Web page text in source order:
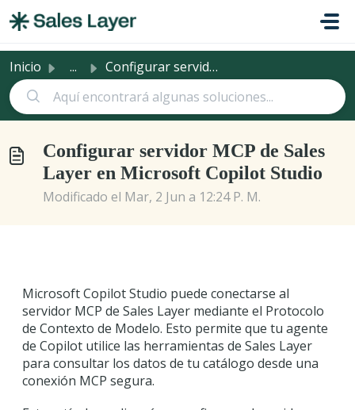
Inicio ... Configurar servidor MCP de Sales Layer en Microsoft Copil...
Configurar servidor MCP de Sales
Layer en Microsoft Copilot Studio
Modificado el Mar, 2 Jun a 12:24 P. M.
Microsoft Copilot Studio puede conectarse al
servidor MCP de Sales Layer mediante el Protocolo
de Contexto de Modelo. Esto permite que tu agente
de Copilot utilice las herramientas de Sales Layer
para consultar los datos de tu catálogo desde una
conexión MCP segura.